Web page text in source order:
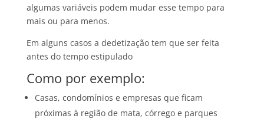
algumas variáveis podem mudar esse tempo para
mais ou para menos.
Em alguns casos a dedetização tem que ser feita
antes do tempo estipulado
Como por exemplo:
Casas, condomínios e empresas que ficam
próximas à região de mata, córrego e parques